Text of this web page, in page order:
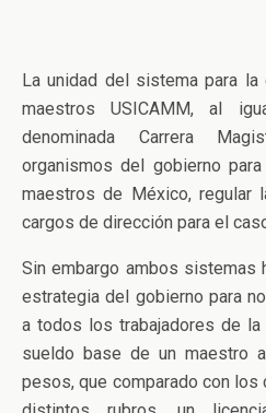
La unidad del sistema para
maestros USICAMM, al
denominada Carrera
organismos del gobierno
maestros de México, regular
cargos de dirección para el
Sin embargo ambos sistemas
estrategia del gobierno para
a todos los trabajadores de la
sueldo base de un maestro
pesos, que comparado con